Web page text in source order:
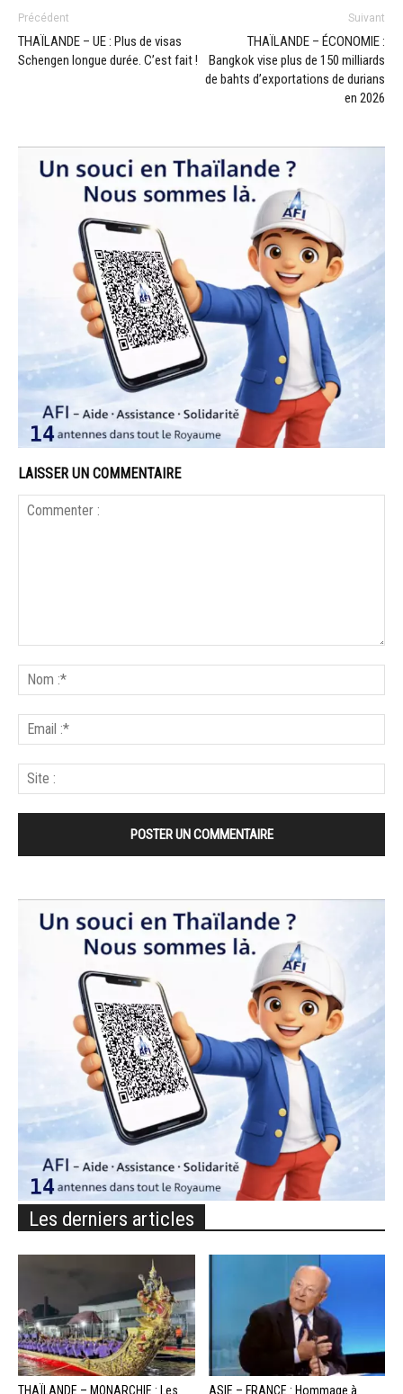
Précédent
THAÏLANDE – UE : Plus de visas
Schengen longue durée. C’est fait !
Suivant
THAÏLANDE – ÉCONOMIE :
Bangkok vise plus de 150 milliards
de bahts d’exportations de durians
en 2026
LAISSER UN COMMENTAIRE
Les derniers articles
THAÏLANDE – MONARCHIE : Les
ASIE – FRANCE : Hommage à